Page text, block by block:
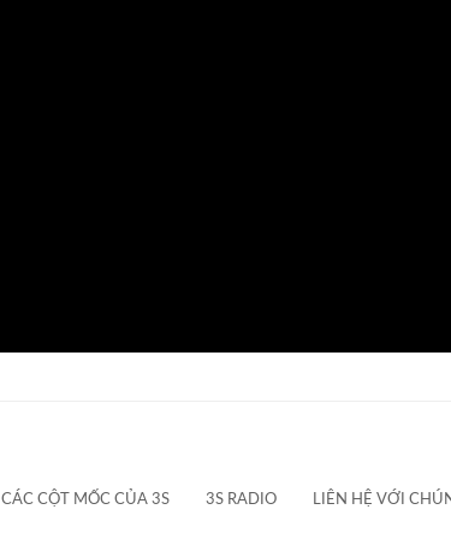
CÁC CỘT MỐC CỦA 3S 3S RADIO LIÊN HỆ VỚI